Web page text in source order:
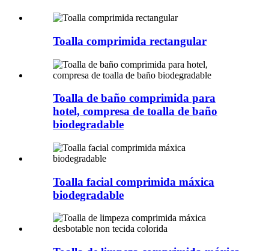
Toalla comprimida rectangular
Toalla de baño comprimida para
hotel, compresa de toalla de baño
biodegradable
Toalla facial comprimida máxica
biodegradable